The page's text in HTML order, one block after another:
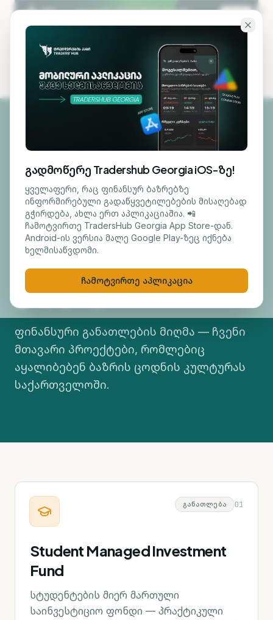
გადადი ძირითად შინაარსზე
KA EN
ᲩᲕᲔᲜᲘ ᲞᲠᲝᲔᲥᲢᲔᲑᲘ / 01
ინიციატივები,
რომელთა
მიღმაც
ვდგავართ
ფინანსური განათლების მიღმა — ჩვენი
მთავარი პროექტები, რომლებიც
აყალიბებენ ბაზრის ცოდნის კულტურას
საქართველოში.
ᲒᲐᲜᲐᲗᲚᲔᲑᲐ 01
Student Managed Investment
Fund
სტუდენტების მიერ მართული
საინვესტიციო ფონდი — პრაქტიკული
გადმოწერე Tradershub Georgia iOS-ზე!
ყველაფერი, რაც ფინანსურ ბაზრებზე
ინფორმირებული გადაწყვეტილებების მისაღებად
გჭირდება, ახლა ერთ აპლიკაციაშია. 📲
ჩამოტვირთე TradersHub Georgia App Store-დან.
Android-ის ვერსია მალე Google Play-ზეც იქნება
ხელმისაწვდომი.
ჩამოტვირთე აპლიკაცია